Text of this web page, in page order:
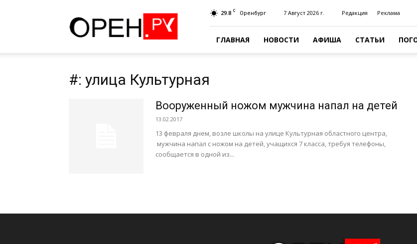
29.8 C Оренбург 7 Август 2026 г. Редакция Реклама
ГЛАВНАЯ НОВОСТИ АФИША СТАТЬИ
#: улица Культурная
Вооруженный ножом мужчина напал на детей
13.02.2017
13 февраля днем, возле школы на улице Культурная областного центра,
мужчина напал с ножом на детей, учащихся 7 класса, требуя телефоны,
сообщается в одной из...